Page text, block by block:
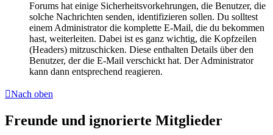
Forums hat einige Sicherheitsvorkehrungen, die Benutzer, die
solche Nachrichten senden, identifizieren sollen. Du solltest
einem Administrator die komplette E-Mail, die du bekommen
hast, weiterleiten. Dabei ist es ganz wichtig, die Kopfzeilen
(Headers) mitzuschicken. Diese enthalten Details über den
Benutzer, der die E-Mail verschickt hat. Der Administrator
kann dann entsprechend reagieren.
Nach oben
Freunde und ignorierte Mitglieder